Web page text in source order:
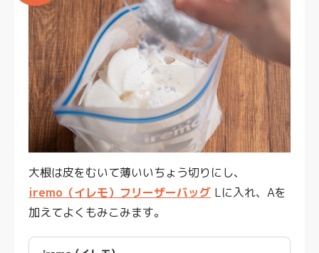
大根は皮をむいて薄いいちょう切りにし、
iremo（イレモ）フリーザーバッグ Lに入れ、Aを
加えてよくもみこみます。